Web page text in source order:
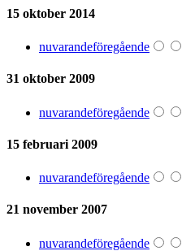
15 oktober 2014
nuvarandeföregående
31 oktober 2009
nuvarandeföregående
15 februari 2009
nuvarandeföregående
21 november 2007
nuvarandeföregående